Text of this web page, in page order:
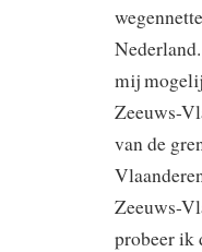
mij
Zeeuws-
van de
Zeeuws-
probeer ik